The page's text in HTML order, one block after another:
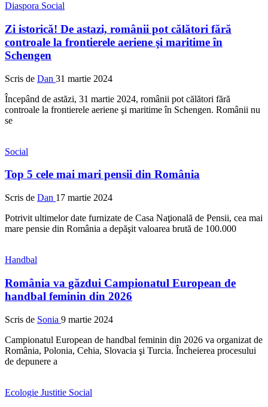
Diaspora Social
Zi istorică! De astazi, românii pot călători fără
controale la frontierele aeriene şi maritime în
Schengen
Scris de Dan 31 martie 2024
Începând de astăzi, 31 martie 2024, românii pot călători fără
controale la frontierele aeriene şi maritime în Schengen. Românii nu
se
Social
Top 5 cele mai mari pensii din România
Scris de Dan 17 martie 2024
Potrivit ultimelor date furnizate de Casa Naţională de Pensii, cea mai
mare pensie din România a depăşit valoarea brută de 100.000
Handbal
România va găzdui Campionatul European de
handbal feminin din 2026
Scris de Sonia 9 martie 2024
Campionatul European de handbal feminin din 2026 va organizat de
România, Polonia, Cehia, Slovacia şi Turcia. Încheierea procesului
de depunere a
Ecologie Justitie Social